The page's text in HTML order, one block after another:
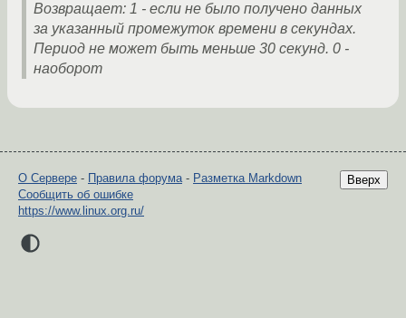
Возвращает: 1 - если не было получено данных
за указанный промежуток времени в секундах.
Период не может быть меньше 30 секунд. 0 -
наоборот
Вверх
О Сервере - Правила форума- Разметка Markdown
Сообщить об ошибке
https://www.linux.org.ru/